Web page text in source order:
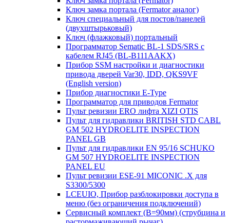
Ключ замка портала (Fermator аналог)
Ключ специальный для постов/панелей
(двухштырьковый)
Ключ (флажковый) портальный
Программатор Sematic BL-1 SDS/SRS с
кабелем RJ45 (BL-B111AAKX)
Прибор SSM настройки и диагностики
привода дверей Var30, IDD, QKS9VF
(English version)
Прибор диагностики E-Type
Программатор для приводов Fermator
Пульт ревизии ERO лифта XIZI OTIS
Пульт для гидравлики BRITISH STD CABL
GM 502 HYDROELITE INSPECTION
PANEL GB
Пульт для гидравлики EN 95/16 SCHUKO
GM 507 HYDROELITE INSPECTION
PANEL EU
Пульт ревизии ESE-91 MICONIC .X для
S3300/5300
LCEUIO, Прибор разблокировки доступа в
меню (без ограничения подключений)
Сервисный комплект (В=90мм) (струбцина и